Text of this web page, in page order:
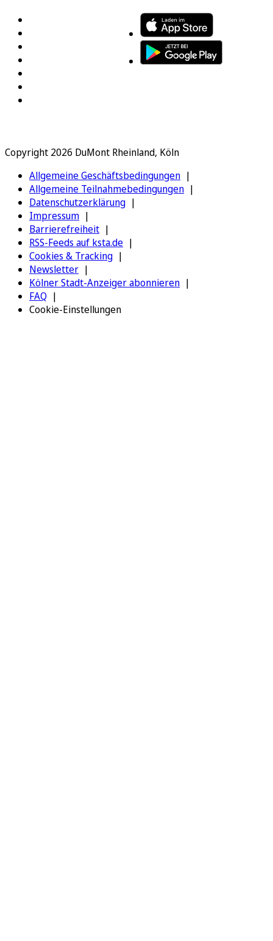
Copyright 2026 DuMont Rheinland, Köln
Allgemeine Geschäftsbedingungen
Allgemeine Teilnahmebedingungen
Datenschutzerklärung
Impressum
Barrierefreiheit
RSS-Feeds auf ksta.de
Cookies & Tracking
Newsletter
Kölner Stadt-Anzeiger abonnieren
FAQ
Cookie-Einstellungen